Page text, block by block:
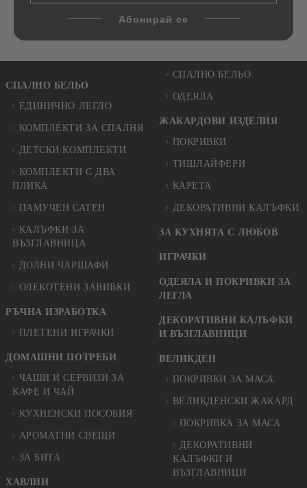
СПАЛНО БЕЛЬО
ЕДИНИЧНО ЛЕГЛО
КОМПЛЕКТИ ЗА СПАЛНЯ
ДЕТСКИ КОМПЛЕКТИ
КОМПЛЕКТИ С ДВА
ПЛИКА
ПАМУЧЕН САТЕН
КАЛЪФКИ ЗА
ВЪЗГЛАВНИЦА
ДОЛНИ ЧАРШАФИ
ОЛЕКОТЕНИ ЗАВИВКИ
РЪЧНА ИЗРАБОТКА
ПЛЕТЕНИ ИГРАЧКИ
ДОМАШНИ ПОТРЕБИ
ЧАШИ И СЕРВИЗИ ЗА
КАФЕ И ЧАЙ
КУХНЕНСКИ ПОСОБИЯ
АРОМАТНИ СВЕЩИ
ЗА БИТА
ХАВЛИИ
СПАЛНО БЕЛЬО
ОДЕЯЛА
ЖАКАРДОВИ ИЗДЕЛИЯ
ПОКРИВКИ
ТИШЛАЙФЕРИ
КАРЕТА
ДЕКОРАТИВНИ КАЛЪФКИ
ЗА КУХНЯТА С ЛЮБОВ
ИГРАЧКИ
ОДЕЯЛА И ПОКРИВКИ ЗА
ЛЕГЛА
ДЕКОРАТИВНИ КАЛЪФКИ
И ВЪЗГЛАВНИЦИ
ВЕЛИКДЕН
ПОКРИВКИ ЗА МАСА
ВЕЛИКДЕНСКИ ЖАКАРД
ПОКРИВКА ЗА МАСА
ДЕКОРАТИВНИ
КАЛЪФКИ И
ВЪЗГЛАВНИЦИ